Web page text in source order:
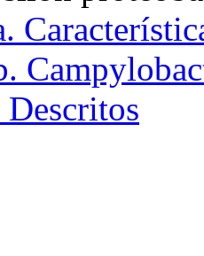
Descritos